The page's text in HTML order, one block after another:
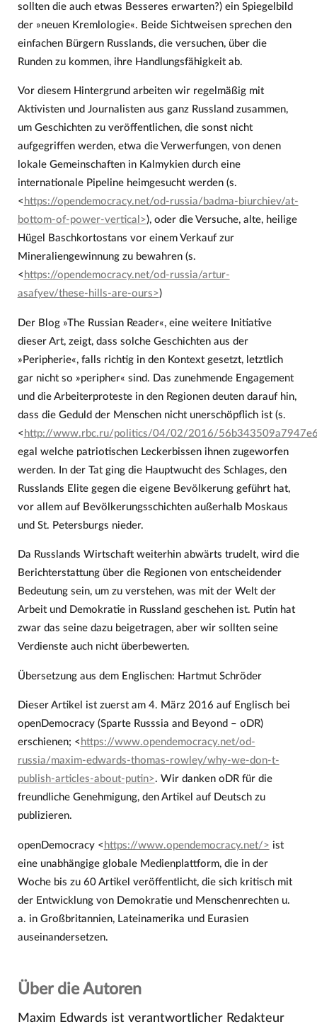
sollten die auch etwas Besseres erwarten?) ein Spiegelbild
der »neuen Kremlologie«. Beide Sichtweisen sprechen den
einfachen Bürgern Russlands, die versuchen, über die
Runden zu kommen, ihre Handlungsfähigkeit ab.
Vor diesem Hintergrund arbeiten wir regelmäßig mit
Aktivisten und Journalisten aus ganz Russland zusammen,
um Geschichten zu veröffentlichen, die sonst nicht
aufgegriffen werden, etwa die Verwerfungen, von denen
lokale Gemeinschaften in Kalmykien durch eine
internationale Pipeline heimgesucht werden (s.
< https://opendemocracy.net/od-russia/badma-biurchiev/at-
bottom-of-power-vertical>), oder die Versuche, alte, heilige
Hügel Baschkortostans vor einem Verkauf zur
Mineraliengewinnung zu bewahren (s.
< https://opendemocracy.net/od-russia/artur-
asafyev/these-hills-are-ours>)
Der Blog »The Russian Reader«, eine weitere Initiative
dieser Art, zeigt, dass solche Geschichten aus der
»Peripherie«, falls richtig in den Kontext gesetzt, letztlich
gar nicht so »peripher« sind. Das zunehmende Engagement
und die Arbeiterproteste in den Regionen deuten darauf hin,
dass die Geduld der Menschen nicht unerschöpflich ist (s.
< http://www.rbc.ru/politics/04/02/2016/
egal welche patriotischen Leckerbissen ihnen zugeworfen
werden. In der Tat ging die Hauptwucht des Schlages, den
Russlands Elite gegen die eigene Bevölkerung geführt hat,
vor allem auf Bevölkerungsschichten außerhalb Moskaus
und St. Petersburgs nieder.
Da Russlands Wirtschaft weiterhin abwärts trudelt, wird die
Berichterstattung über die Regionen von entscheidender
Bedeutung sein, um zu verstehen, was mit der Welt der
Arbeit und Demokratie in Russland geschehen ist. Putin hat
zwar das seine dazu beigetragen, aber wir sollten seine
Verdienste auch nicht überbewerten.
Übersetzung aus dem Englischen: Hartmut Schröder
Dieser Artikel ist zuerst am 4. März 2016 auf Englisch bei
openDemocracy (Sparte Russsia and Beyond – oDR)
erschienen; < https://www.opendemocracy.net/od-
russia/maxim-edwards-thomas-rowley/why-we-don-t-
publish-articles-about-putin>. Wir danken oDR für die
freundliche Genehmigung, den Artikel auf Deutsch zu
publizieren.
openDemocracy < https://www.opendemocracy.net/> ist
eine unabhängige globale Medienplattform, die in der
Woche bis zu 60 Artikel veröffentlicht, die sich kritisch mit
der Entwicklung von Demokratie und Menschenrechten u.
a. in Großbritannien, Lateinamerika und Eurasien
auseinandersetzen.
Über die Autoren
Maxim Edwards ist verantwortlicher Redakteur